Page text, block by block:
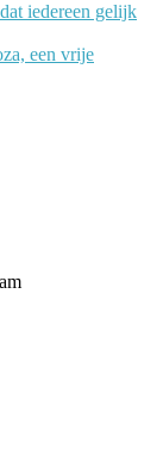
iedereen gelijk
een vrije